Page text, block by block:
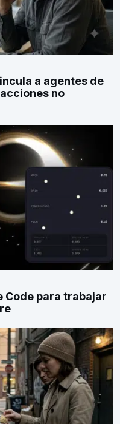
a agentes de
no
Code para trabajar